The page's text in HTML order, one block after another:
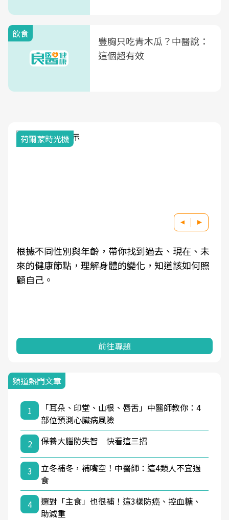
飲食
豐胸只吃青木瓜？中醫說：
這個超有效
荷爾蒙時光機
根據不同性別與年齡，帶你找到過去、現在、未
來的健康節點，理解身體的變化，知道該如何照
顧自己。
前往專題
頻道熱門文章
1
「耳朵、印堂、山根、唇舌」中醫師教你：4
部位預測心臟病風險
2
保養大腦防失智 快看這三招
3
立冬補冬，補嘴空！中醫師：這4類人不宜過
食
4
選對「主食」也很補！這3樣防癌、控血糖、
助減重